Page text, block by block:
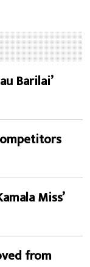
Barilai’
Miss’
from